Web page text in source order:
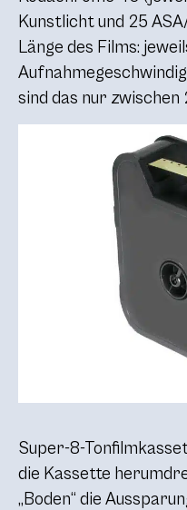
Kunstlicht und 25
Länge des Films:
sind das nur zwischen
Super-8-
die Kassette
„Boden“ die